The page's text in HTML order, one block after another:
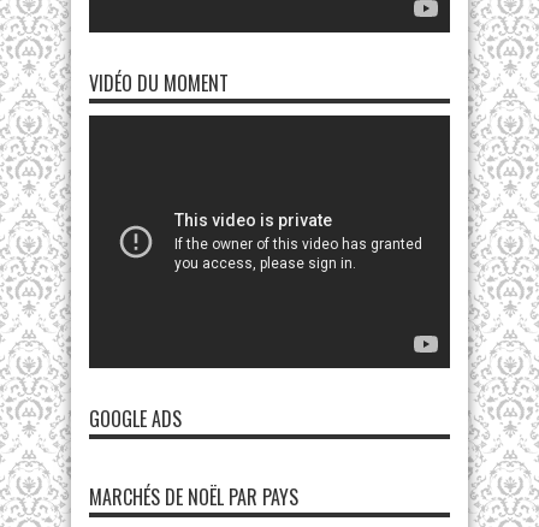
VIDÉO DU MOMENT
GOOGLE ADS
MARCHÉS DE NOËL PAR PAYS